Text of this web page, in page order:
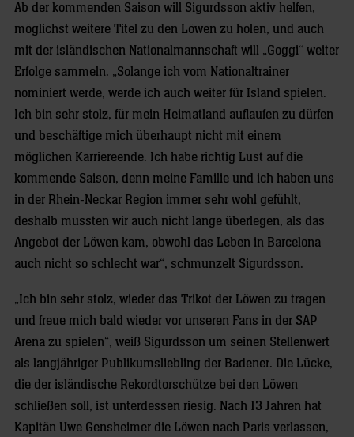
Ab der kommenden Saison will Sigurdsson aktiv helfen,
möglichst weitere Titel zu den Löwen zu holen, und auch
mit der isländischen Nationalmannschaft will „Goggi“ weiter
Erfolge sammeln. „Solange ich vom Nationaltrainer
nominiert werde, werde ich auch weiter für Island spielen.
Ich bin sehr stolz, für mein Heimatland auflaufen zu dürfen
und beschäftige mich überhaupt nicht mit einem
möglichen Karriereende. Ich habe richtig Lust auf die
kommende Saison, denn meine Familie und ich haben uns
in der Rhein-Neckar Region immer sehr wohl gefühlt,
deshalb mussten wir auch nicht lange überlegen, als das
Angebot der Löwen kam, obwohl das Leben in Barcelona
auch nicht so schlecht war“, schmunzelt Sigurdsson.
„Ich bin sehr stolz, wieder das Trikot der Löwen zu tragen
und freue mich bald wieder vor unseren Fans in der SAP
Arena zu spielen“, weiß Sigurdsson um seinen Stellenwert
als langjähriger Publikumsliebling der Badener. Die Lücke,
die der isländische Rekordtorschütze bei den Löwen
schließen soll, ist unterdessen riesig. Nach 13 Jahren hat
Kapitän Uwe Gensheimer die Löwen nach Paris verlassen,